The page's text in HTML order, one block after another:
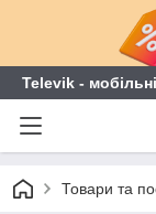
Televik -
Товари та